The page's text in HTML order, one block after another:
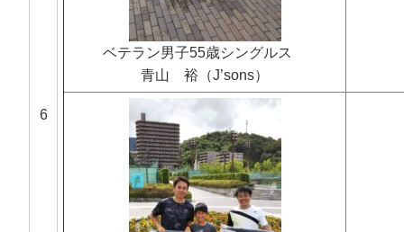
6
ベテラン男子55歳シングルス
青山 裕（J’sons）